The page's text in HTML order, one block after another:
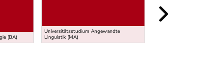
(BA)
Universitätsstudium Angewandte
Linguistik (MA)